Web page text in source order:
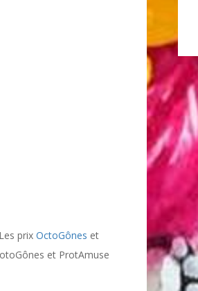
prix OctoGônes et
et ProtAmuse